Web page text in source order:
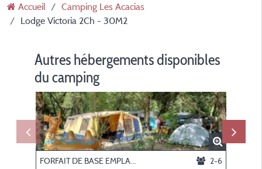
Accueil
Camping Les Acacias
Lodge Victoria 2Ch - 30M2
Autres hébergements disponibles
du camping
2-6